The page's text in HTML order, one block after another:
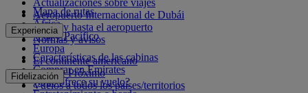
Actualizaciones sobre viajes
Aeropuerto Internacional de Dubái
Desde y hasta el aeropuerto
Normas y avisos
Mapa de rutas
África
Asia y Pacífico
Europa
El continente americano
Oriente Próximo
Vuelos a todos los países/territorios
Experiencia
Características de las cabinas
Comprar en Emirates
¿Qué ofrece su vuelo?
Fidelización